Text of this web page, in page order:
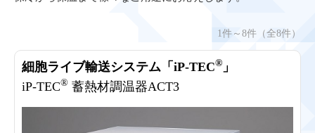
1件～8件（全8件）
細胞ライブ輸送システム「iP-TEC® 」
iP-TEC® 蓄熱材調温器ACT3